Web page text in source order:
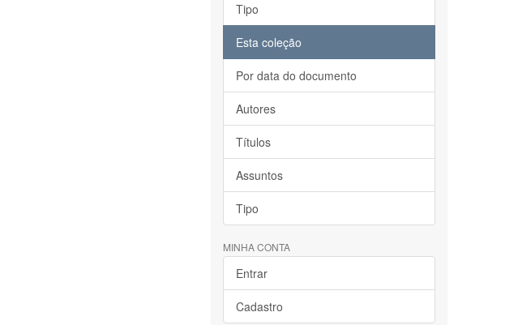
Tipo
Esta coleção
Por data do documento
Autores
Títulos
Assuntos
Tipo
MINHA CONTA
Entrar
Cadastro